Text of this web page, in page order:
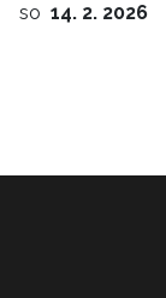
so 14. 2. 2026